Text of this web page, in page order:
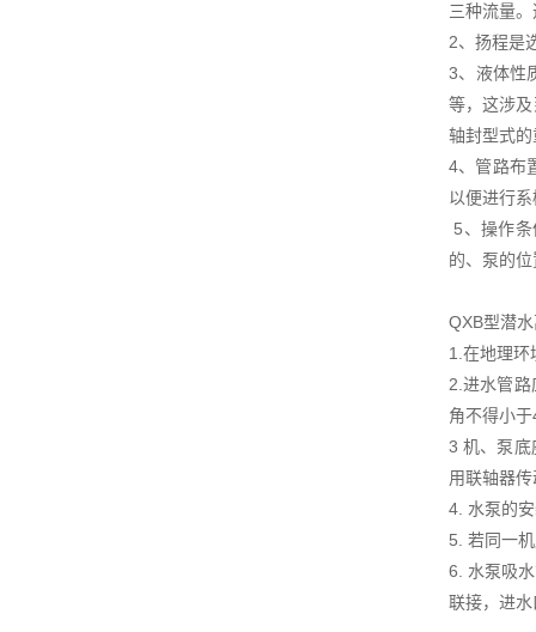
三种流量
2、扬程是
3、液体性
等，这涉
轴封型式
4、管路布
以便进行
5、操作
的、泵的
QXB型潜
1.在地理
2.进水管
角不得小
3 机、泵底
用联轴器
4. 水泵的
5. 若同一
6. 水泵吸
联接，进